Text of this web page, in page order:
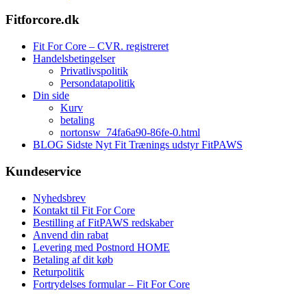
Fitforcore.dk
Fit For Core – CVR. registreret
Handelsbetingelser
Privatlivspolitik
Persondatapolitik
Din side
Kurv
betaling
nortonsw_74fa6a90-86fe-0.html
BLOG Sidste Nyt Fit Trænings udstyr FitPAWS
Kundeservice
Nyhedsbrev
Kontakt til Fit For Core
Bestilling af FitPAWS redskaber
Anvend din rabat
Levering med Postnord HOME
Betaling af dit køb
Returpolitik
Fortrydelses formular – Fit For Core